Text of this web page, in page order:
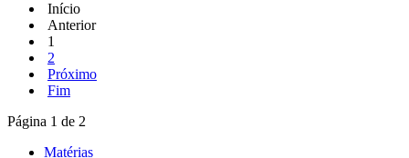
Início
Anterior
1
2
Próximo
Fim
Página 1 de 2
Matérias